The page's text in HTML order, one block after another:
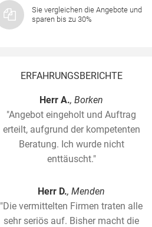
Sie vergleichen die Angebote und
sparen bis zu 30%
ERFAHRUNGSBERICHTE
Herr A., Borken
"Angebot eingeholt und Auftrag
erteilt, aufgrund der kompetenten
Beratung. Ich wurde nicht
enttäuscht."
Herr D., Menden
"Die vermittelten Firmen traten alle
sehr seriös auf. Bisher macht die